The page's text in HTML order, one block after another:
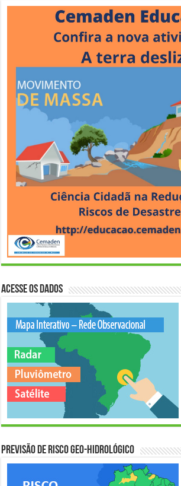
Acesse os Dados
Previsão de Risco Geo-Hidrológico